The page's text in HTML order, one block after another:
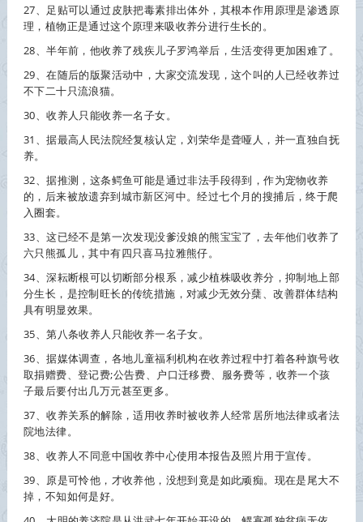
27、足贴可以通过皮肤把毒素排出体外，其根本作用原理是渗透原
理，植物正是通过这个原理来吸收养分进行生长的。
28、半年前，他收养了残疾儿子罗鸿举后，生活变得更加困难了。
29、在随后的版聚活动中，大家交流发现，这个叫的人已经收养过
不下二十只流浪猫。
30、收养人只能收养一名子女。
31、据最高人民法院经复核认定，刘荣华是聋哑人，并一直独自抚
养。
32、据推测，这条鳄鱼可能是通过非法手段得到，作为宠物收养
的，后来被放遗弃到城市新区河中。经过七个月的搜捕后，终于爬
入圈套。
33、这已经不是第一次发现没爹没娘的熊宝宝了，去年他们收养了
六只熊孤儿，其中有四只喜马拉雅熊仔。
34、深耘断根可以切断部分根系，减少植株吸收养分，抑制地上部
分生长，是控制旺长的传统措施，对减少无效分蘖、改善群体结构
具有明显效果。
35、第八条收养人只能收养一名子女。
36、据媒体调查，各地儿童福利机构在收养过程中打着各种旗号收
取捐赠费、登记费;公告费、户口迁移费、服务费等， 收养一个孩
子最后要付出几万元甚至更多。
37、收养关系的解除，适用收养时被收养人经常居所地法律或者法
院地法律。
38、收养人不同意中国收养中心使用本报告及照片用于宣传。
39、原是可怜他，才收养他，没想到竟是如此顽痴。现在是尾大不
掉，不知如何是好。